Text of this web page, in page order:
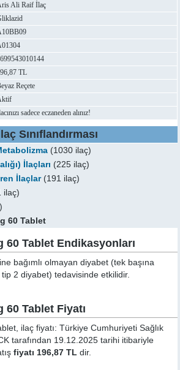
Ali Raif İlaç
TL
Reçete
sadece eczaneden alınız!
Sınıflandırması
(1030 ilaç)
İlaçları (225 ilaç)
İlaçlar(191 ilaç)
ilaç)
60 Tablet
60 Tablet Endikasyonları
bağımlı olmayan diyabet (tek başına
tip 2 diyabet) tedavisinde etkilidir.
60 Tablet Fiyatı
ilaç fiyatı: Türkiye Cumhuriyeti Sağlık
tarafından 19.12.2025 tarihi itibariyle
fiyatı 196,87 TL dir.